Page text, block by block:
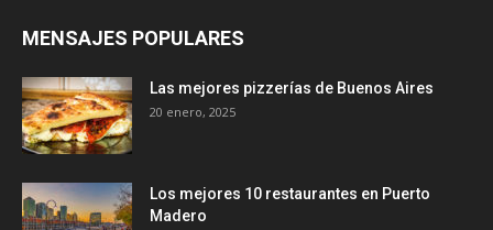
MENSAJES POPULARES
Las mejores pizzerías de Buenos Aires
20 enero, 2025
Los mejores 10 restaurantes en Puerto
Madero